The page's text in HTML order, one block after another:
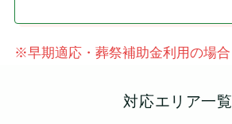
※早期適応・葬祭補助金利用の場合
対応エリア一覧